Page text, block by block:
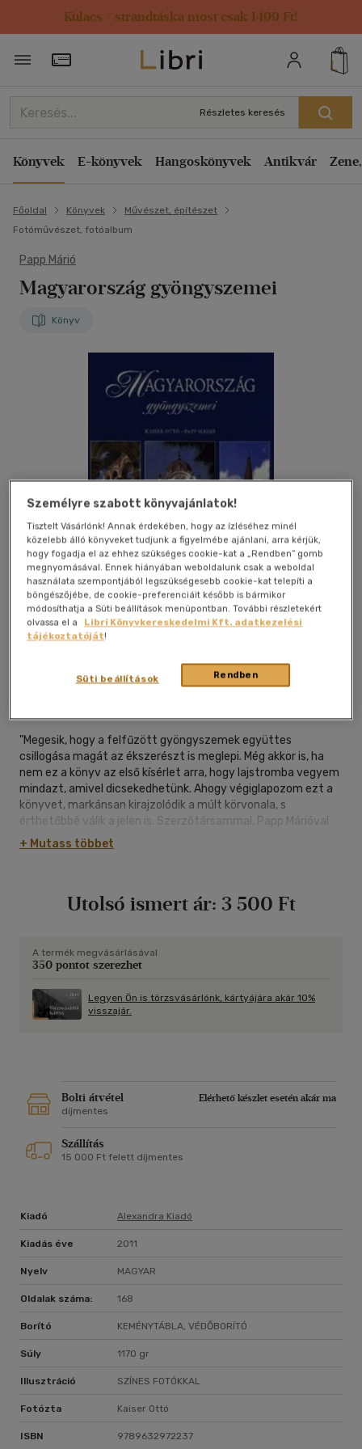
Kulacs / strandtáska most csak 1499 Ft!
Törzsvásárlói Kártya adatai
Részletes keresés
Könyvek E-könyvek Hangoskönyvek Antikvár
Főoldal Könyvek
Művészet, építészet
Fotóművészet, fotóalbum
Papp Márió
Magyarország gyöngyszemei
Könyv
Kívánságlistához adom Megosztom
Alexandra Kiadó|2011|magyar nyelvű|keménytábla,
"Megesik, hogy a felfűzött gyöngyszemek együttes
csillogása magát az ékszerészt is meglepi. Még akkor is, ha
nem ez a könyv az első kísérlet arra, hogy lajstromba vegyem
mindazt, amivel dicsekedhetünk. Ahogy végiglapozom ezt a
könyvet, markánsan kirajzolódik a múlt körvonala, s
érthetőbbé válik a jelen is. Szerzőtársammal, Papp Márióval
együtt örömmel nyújtjuk át ebben a kincsesládikához hasonló
fotóalbumban Magyarország számunkra legkedvesebb
+ Mutass többet
Utolsó ismert ár: 3 500 Ft
A termék megvásárlásával
350 pontot szerezhet
Legyen Ön is törzsvásárlónk, kártyájára akár 10%
visszajár.
Bolti átvétel
Elérhető készlet esetén akár ma
díjmentes
Szállítás
15 000 Ft felett díjmentes
Kiadó Alexandra Kiadó
Kiadás éve 2011
Nyelv MAGYAR
Oldalak száma: 168
Borító KEMÉNYTÁBLA, VÉDŐBORÍTÓ
Súly 1170 gr
Illusztráció SZÍNES FOTÓKKAL
Fotózta Kaiser Ottó
ISBN 9789632972237
Személyre szabott könyvajánlatok!
Tisztelt Vásárlónk! Annak érdekében, hogy az ízléséhez minél
közelebb álló könyveket tudjunk a figyelmébe ajánlani, arra kérjük,
hogy fogadja el az ehhez szükséges cookie-kat a „Rendben” gomb
megnyomásával. Ennek hiányában weboldalunk csak a weboldal
használata szempontjából legszükségesebb cookie-kat telepíti a
böngészőjébe, de cookie-preferenciáit később is bármikor
módosíthatja a Süti beállítások menüpontban. További részletekért
olvassa el a
Libri Könyvkereskedelmi Kft. adatkezelési
tájékoztatóját!
Rendben
Süti beállítások